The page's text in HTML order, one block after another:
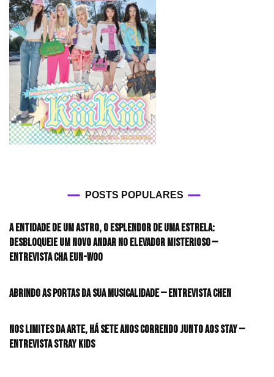
POSTS POPULARES
A entidade de um astro, o esplendor de uma estrela:
desbloqueie um novo andar no elevador misterioso —
Entrevista CHA EUN-WOO
Abrindo as portas da sua musicalidade — Entrevista CHEN
Nos limites da arte, há sete anos correndo junto aos STAY —
Entrevista Stray Kids